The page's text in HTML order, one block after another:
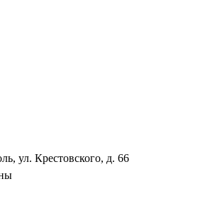
ул. Крестовского, д. 66